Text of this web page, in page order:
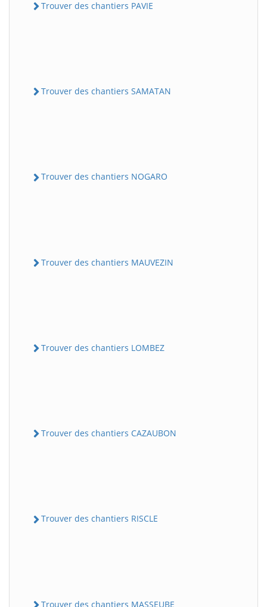
Trouver des chantiers PAVIE
Trouver des chantiers SAMATAN
Trouver des chantiers NOGARO
Trouver des chantiers MAUVEZIN
Trouver des chantiers LOMBEZ
Trouver des chantiers CAZAUBON
Trouver des chantiers RISCLE
Trouver des chantiers MASSEUBE